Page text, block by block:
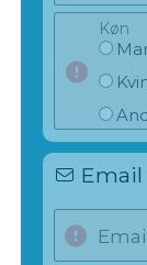
Køn
Email
Email